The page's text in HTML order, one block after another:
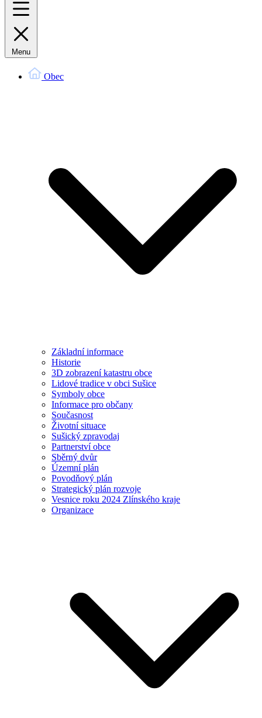
Menu
Obec
Základní informace
Historie
3D zobrazení katastru obce
Lidové tradice v obci Sušice
Symboly obce
Informace pro občany
Současnost
Životní situace
Sušický zpravodaj
Partnerství obce
Sběrný dvůr
Územní plán
Povodňový plán
Strategický plán rozvoje
Vesnice roku 2024 Zlínského kraje
Organizace